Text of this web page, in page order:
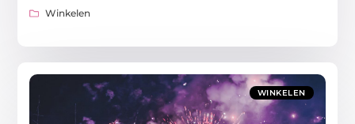
Winkelen
WINKELEN